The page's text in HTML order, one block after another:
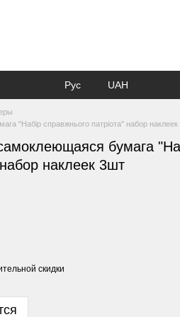
Рус UAH
"Набір справжнього патріота" набор
бумага
наклеек 3шт
скидки